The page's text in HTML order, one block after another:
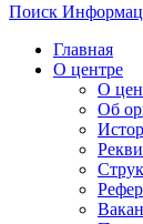
Поиск
Главная
О центре
О
Об